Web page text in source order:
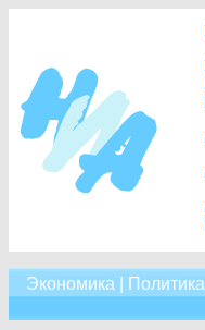
Экономика Политика